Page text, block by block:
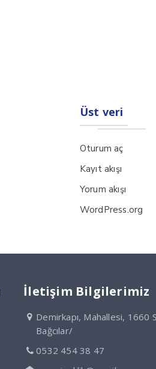
Üst veri
Oturum aç
Kayıt akışı
Yorum akışı
WordPress.org
İletişim Bilgilerimiz
Demirkapı, Mahallesi, 1660
Bağcılar/
0532 454 38 47